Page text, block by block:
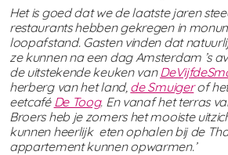
Het is goed dat we de laatste jaren
restaurants hebben gekregen in
loopafstand. Gasten vinden dat
ze kunnen na een dag Amsterdam ’s
de uitstekende keuken van
herberg van het land, de Smuigerof
eetcafé De Toog. En vanaf het terras
Broers heb je zomers het mooiste
kunnen heerlijk eten ophalen bij de
appartement kunnen opwarmen.’